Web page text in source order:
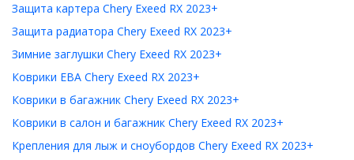
Защита картера Chery Exeed RX 2023+
Защита радиатора Chery Exeed RX 2023+
Зимние заглушки Chery Exeed RX 2023+
Коврики ЕВА Chery Exeed RX 2023+
Коврики в багажник Chery Exeed RX 2023+
Коврики в салон и багажник Chery Exeed RX 2023+
Крепления для лыж и сноубордов Chery Exeed RX 2023+